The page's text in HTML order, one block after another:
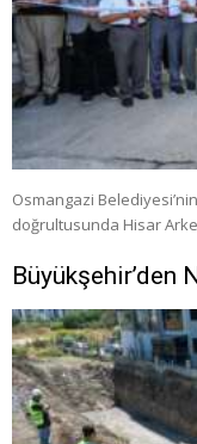
Osmangazi
doğrultusunda Hisar
Büyükşehir’den